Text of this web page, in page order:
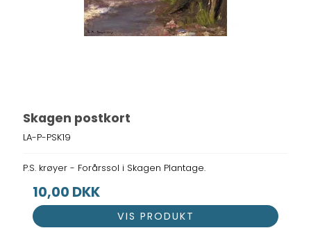
Skagen postkort
LA-P-PSK19
P.S. krøyer - Forårssol i Skagen Plantage.
10,00 DKK
VIS PRODUKT